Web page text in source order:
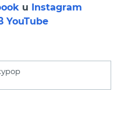
и
Instagram
YouTube